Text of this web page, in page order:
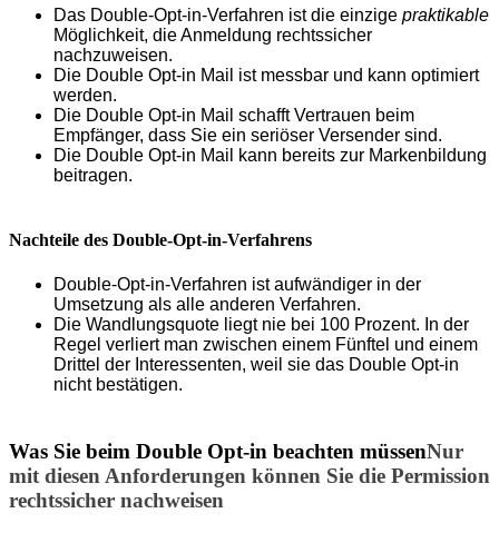
Das Double-Opt-in-Verfahren ist die einzige praktikable
Möglichkeit, die Anmeldung rechtssicher
nachzuweisen.
Die Double Opt-in Mail ist messbar und kann optimiert
werden.
Die Double Opt-in Mail schafft Vertrauen beim
Empfänger, dass Sie ein seriöser Versender sind.
Die Double Opt-in Mail kann bereits zur Markenbildung
beitragen.
Nachteile des Double-Opt-in-Verfahrens
Double-Opt-in-Verfahren ist aufwändiger in der
Umsetzung als alle anderen Verfahren.
Die Wandlungsquote liegt nie bei 100 Prozent. In der
Regel verliert man zwischen einem Fünftel und einem
Drittel der Interessenten, weil sie das Double Opt-in
nicht bestätigen.
Was Sie beim Double Opt-in beachten müssenNur
mit diesen Anforderungen können Sie die Permission
rechtssicher nachweisen